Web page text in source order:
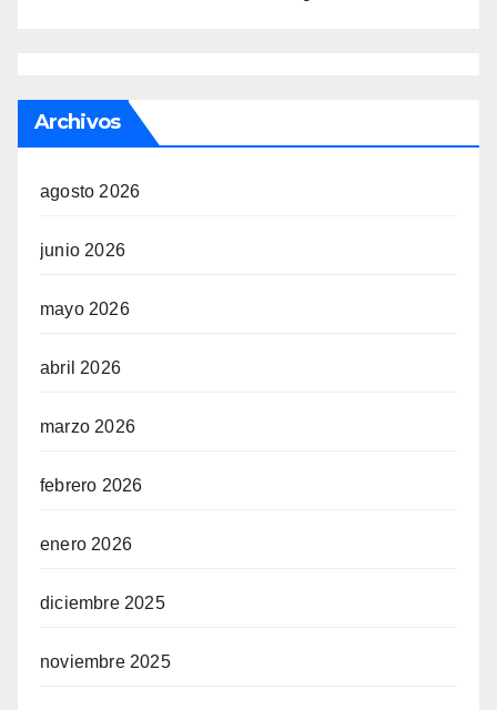
Archivos
agosto 2026
junio 2026
mayo 2026
abril 2026
marzo 2026
febrero 2026
enero 2026
diciembre 2025
noviembre 2025